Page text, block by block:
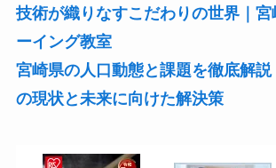
技術が織りなすこだわりの世界｜宮
ーイング教室
宮崎県の人口動態と課題を徹底解
の現状と未来に向けた解決策